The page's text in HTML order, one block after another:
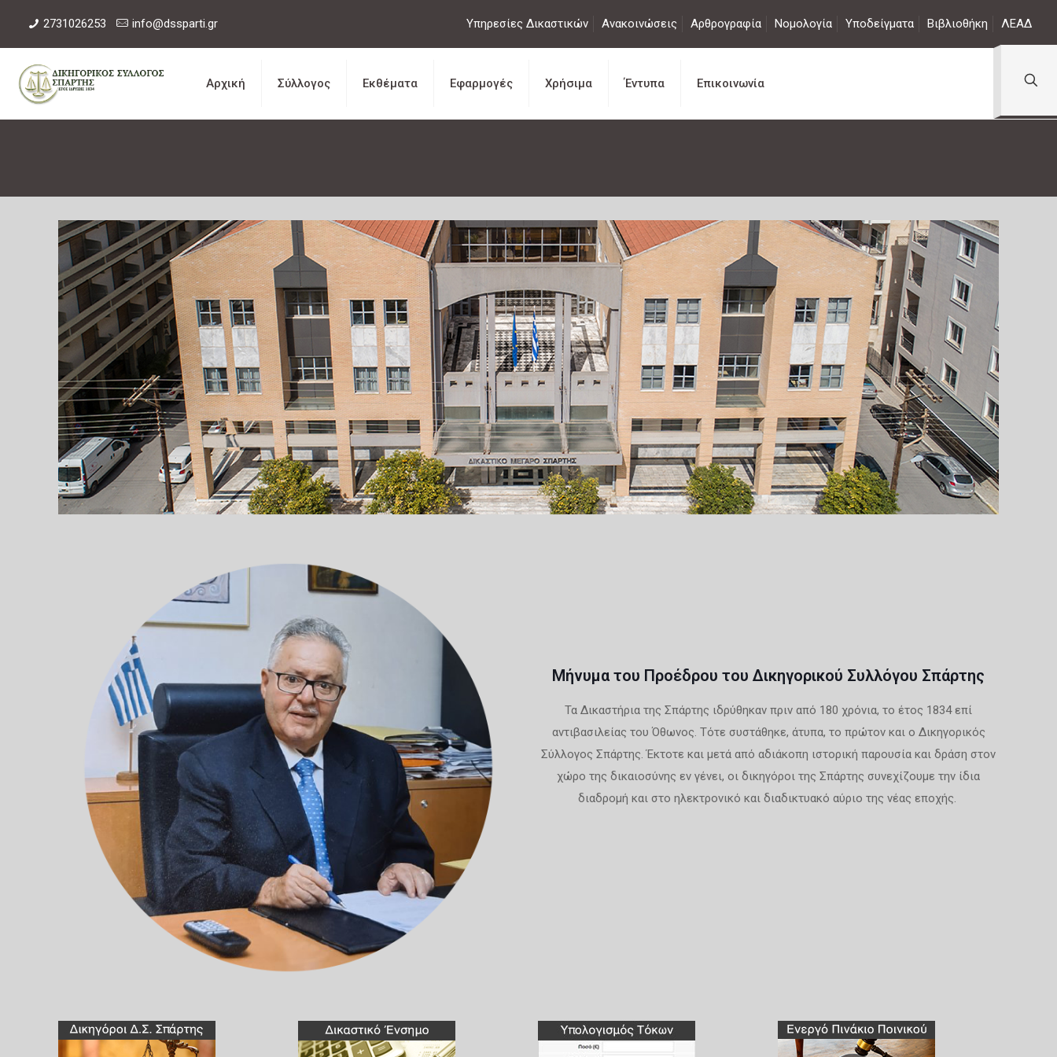
2731026253 info@dssparti.gr Υπηρεσίες Δικαστικών Ανακοινώσεις Αρθρογραφία Νομολογία Υποδείγματα Βιβλιοθήκη ΛΕΑΔ
Αρχική Σύλλογος Εκθέματα Εφαρμογές Χρήσιμα Έντυπα Επικοινωνία
Μήνυμα του Προέδρου του Δικηγορικού Συλλόγου Σπάρτης
Τα Δικαστήρια της Σπάρτης ιδρύθηκαν πριν από 180 χρόνια, το έτος 1834 επί
αντιβασιλείας του Όθωνος. Τότε συστάθηκε, άτυπα, το πρώτον και ο Δικηγορικός
Σύλλογος Σπάρτης. Έκτοτε και μετά από αδιάκοπη ιστορική παρουσία και δράση στον
χώρο της δικαιοσύνης εν γένει, οι δικηγόροι της Σπάρτης συνεχίζουμε την ίδια
διαδρομή και στο ηλεκτρονικό και διαδικτυακό αύριο της νέας εποχής.